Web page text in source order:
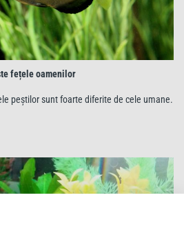
fețele oamenilor
peștilor sunt foarte diferite de cele umane.